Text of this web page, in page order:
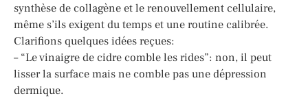
synthèse de collagène et le renouvellement cellulaire,
même s’ils exigent du temps et une routine calibrée.
Clarifions quelques idées reçues:
– “Le vinaigre de cidre comble les rides”: non, il peut
lisser la surface mais ne comble pas une dépression
dermique.